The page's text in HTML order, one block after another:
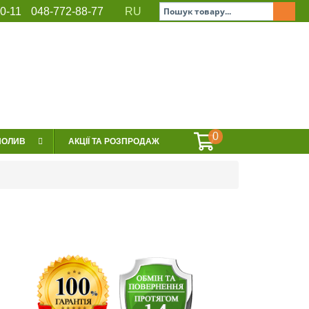
11 048-772-88-77 RU
АКЦІЇ ТА РОЗПРОДАЖ 0